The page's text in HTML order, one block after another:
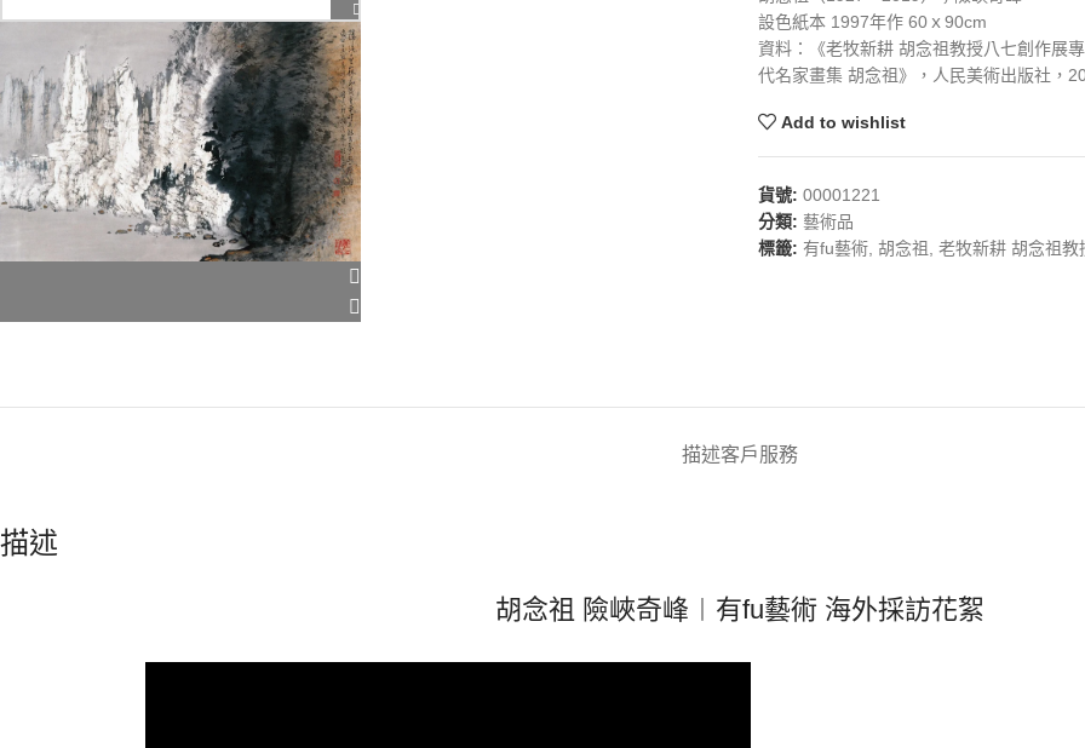
設色紙本 1997年作 60ｘ90cm
資料：《老牧新耕 胡念祖教授八七創作展
代名家畫集 胡念祖》，人民美術出版社，
Add to wishlist
貨號: 00001221
分類: 藝術品
標籤: 有fu藝術, 胡念祖 老牧新耕 胡念祖教
描述客戶服務
描述
胡念祖 險峽奇峰︱有fu藝術 海外採訪花絮